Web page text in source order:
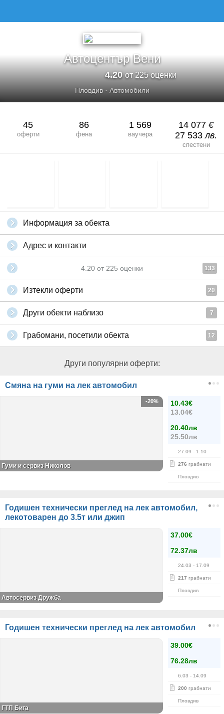
Автоцентър Вени
4.20от 225 оценки
Пловдив·Автомобили
45
оферти
86
фена
1 569
ваучера
14 077 €
27 533лв.
спестени
Информация за обекта
Адрес и контакти
4.20 от 225 оценки 133
Изтекли оферти 20
Други обекти наблизо 7
Грабомани, посетили обекта 12
Други популярни оферти:
Смяна на гуми на лек автомобил
10.43€
13.04€
20.40лв
25.50лв
27.09 - 1.10
276 грабнати
Пловдив
-20%
Гуми и сервиз Николов
Годишен технически преглед на лек автомобил,
лекотоварен до 3.5т или джип
37.00€
72.37лв
24.03 - 17.09
217 грабнати
Пловдив
Автосервиз Дружба
Годишен технически преглед на лек автомобил
39.00€
76.28лв
6.03 - 14.09
200 грабнати
Пловдив
ГТП Бига